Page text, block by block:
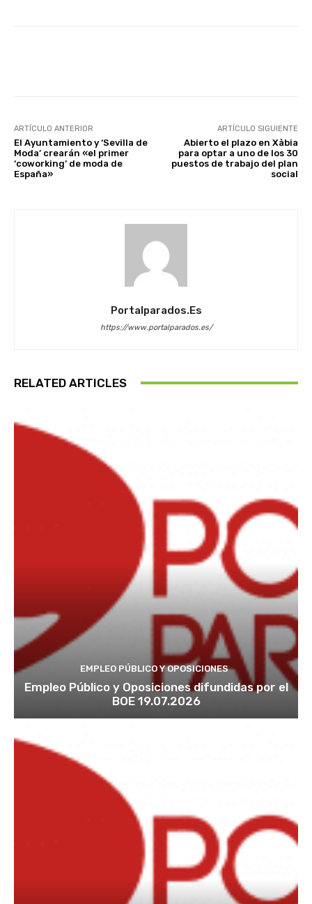
ARTÍCULO ANTERIOR
El Ayuntamiento y ‘Sevilla de
Moda’ crearán «el primer
‘coworking’ de moda de
España»
ARTÍCULO SIGUIENTE
Abierto el plazo en Xàbia
para optar a uno de los 30
puestos de trabajo del plan
social
Portalparados.es
https://www.portalparados.es/
RELATED ARTICLES
EMPLEO PÚBLICO Y OPOSICIONES
Empleo Público y Oposiciones difundidas por el
BOE 19.07.2026